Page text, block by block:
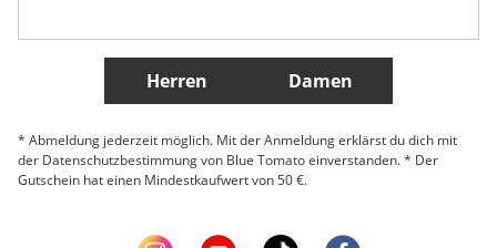
Weitere Länder
Herren Damen
* Abmeldung jederzeit möglich. Mit der Anmeldung erklärst du dich mit
der Datenschutzbestimmung von Blue Tomato einverstanden. * Der
Gutschein hat einen Mindestkaufwert von 50 €.